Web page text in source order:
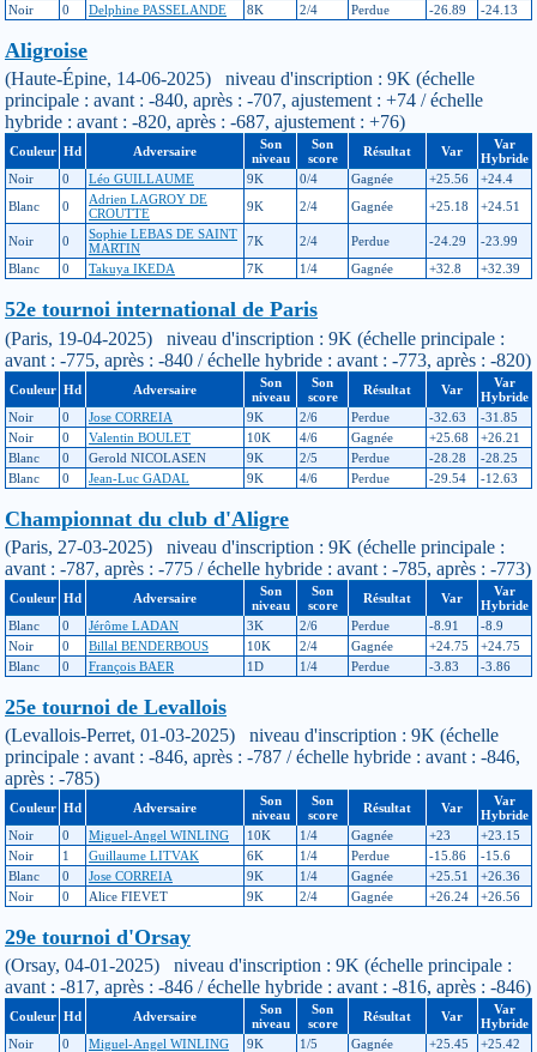
Noir
0 Delphine PASSELANDE 8K 2/4 Perdue -26.89 -24.13
Aligroise
(Haute-Épine, 14-06-2025) niveau d'inscription : 9K (échelle
principale : avant : -840, après : -707, ajustement : +74 / échelle
hybride : avant : -820, après : -687, ajustement : +76)
Couleur Hd Adversaire
Son
niveau
Son
score
Résultat Var
Var
Hybride
Noir
0 Léo GUILLAUME 9K 0/4 Gagnée +25.56
+24.4
Blanc
0
Adrien LAGROY DE
CROUTTE
9K 2/4 Gagnée +25.18 +24.51
Noir 0
Sophie LEBAS DE SAINT
MARTIN
7K 2/4 Perdue -24.29
-23.99
Blanc
0 Takuya IKEDA 7K 1/4 Gagnée +32.8 +32.39
52e tournoi international de Paris
(Paris, 19-04-2025) niveau d'inscription : 9K (échelle principale :
avant : -775, après : -840 / échelle hybride : avant : -773, après : -820)
Couleur Hd Adversaire
Son
niveau
Son
score
Résultat Var
Var
Hybride
Noir
0 Jose CORREIA 9K 2/6 Perdue -32.63
-31.85
Noir
0 Valentin BOULET 10K 4/6 Gagnée +25.68
+26.21
Blanc
0 Gerold NICOLASEN 9K 2/5 Perdue -28.28
-28.25
Blanc
0 Jean-Luc GADAL 9K 4/6 Perdue -29.54 -12.63
Championnat du club d'Aligre
(Paris, 27-03-2025) niveau d'inscription : 9K (échelle principale :
avant : -787, après : -775 / échelle hybride : avant : -785, après : -773)
Couleur Hd Adversaire
Son
niveau
Son
score
Résultat Var
Var
Hybride
Blanc
0 Jérôme LADAN 3K 2/6 Perdue -8.91
-8.9
Noir
0 Billal BENDERBOUS 10K 2/4 Gagnée +24.75
+24.75
Blanc
0 François BAER 1D 1/4 Perdue -3.83 -3.86
25e tournoi de Levallois
(Levallois-Perret, 01-03-2025) niveau d'inscription : 9K (échelle
principale : avant : -846, après : -787 / échelle hybride : avant : -846,
après : -785)
Couleur Hd Adversaire
Son
niveau
Son
score
Résultat Var
Var
Hybride
Noir
0 Miguel-Angel WINLING 10K 1/4 Gagnée +23
+23.15
Noir
1 Guillaume LITVAK 6K 1/4 Perdue -15.86
-15.6
Blanc
0 Jose CORREIA 9K 1/4 Gagnée +25.51
+26.36
Noir
0 Alice FIEVET 9K 2/4 Gagnée +26.24 +26.56
29e tournoi d'Orsay
(Orsay, 04-01-2025) niveau d'inscription : 9K (échelle principale :
avant : -817, après : -846 / échelle hybride : avant : -816, après : -846)
Couleur Hd Adversaire
Son
niveau
Son
score
Résultat Var
Var
Hybride
Noir
0 Miguel-Angel WINLING 9K 1/5 Gagnée +25.45
+25.42